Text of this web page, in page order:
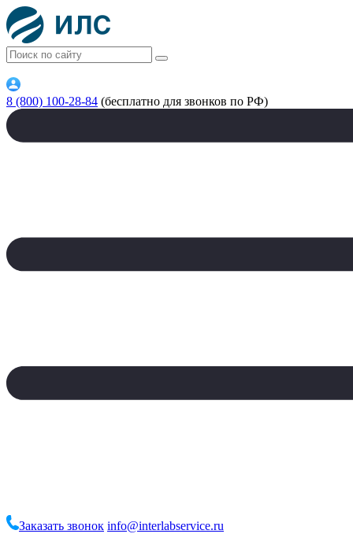
8 (800) 100-28-84 (бесплатно для звонков по РФ)
Заказать звонок info@interlabservice.ru